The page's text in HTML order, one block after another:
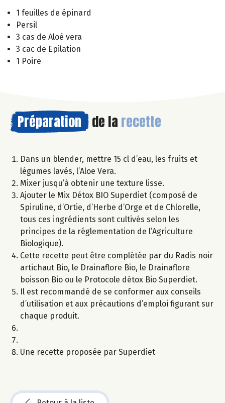
1 feuilles de épinard
Persil
3 cas de Aloé vera
3 cac de Epilation
1 Poire
Préparation de la recette
Dans un blender, mettre 15 cl d’eau, les fruits et
légumes lavés, l’Aloe Vera.
Mixer jusqu’à obtenir une texture lisse.
Ajouter le Mix Détox BIO Superdiet (composé de
Spiruline, d’Ortie, d’Herbe d’Orge et de Chlorelle,
tous ces ingrédients sont cultivés selon les
principes de la réglementation de l’Agriculture
Biologique).
Cette recette peut être complétée par du Radis noir
artichaut Bio, le Drainaflore Bio, le Drainaflore
boisson Bio ou le Protocole détox Bio Superdiet.
Il est recommandé de se conformer aux conseils
d’utilisation et aux précautions d’emploi figurant sur
chaque produit.
Une recette proposée par Superdiet